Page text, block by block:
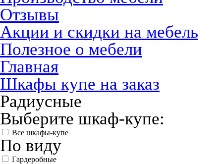
Отзывы
Акции и скидки на мебель
Полезное о мебели
Главная
Шкафы купе на заказ
Радиусные
Выберите шкаф-купе:
Все шкафы-купе
По виду
Гардеробные